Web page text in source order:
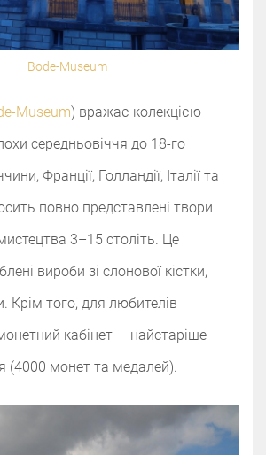
Bode-Museum
Museum) вражає колекцією
середньовіччя до 18-го
Франції, Голландії, Італії та
повно представлені твори
3–15 століть. Це
вироби зі слонової кістки,
Крім того, для любителів
кабінет — найстаріше
(4000 монет та медалей).